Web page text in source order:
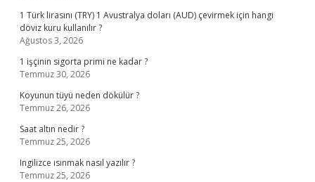
1 Türk lirasını (TRY) 1 Avustralya doları (AUD) çevirmek için hangi
döviz kuru kullanılır ?
Ağustos 3, 2026
1 işçinin sigorta primi ne kadar ?
Temmuz 30, 2026
Koyunun tüyü neden dökülür ?
Temmuz 26, 2026
Saat altın nedir ?
Temmuz 25, 2026
Ingilizce ısınmak nasıl yazılır ?
Temmuz 25, 2026